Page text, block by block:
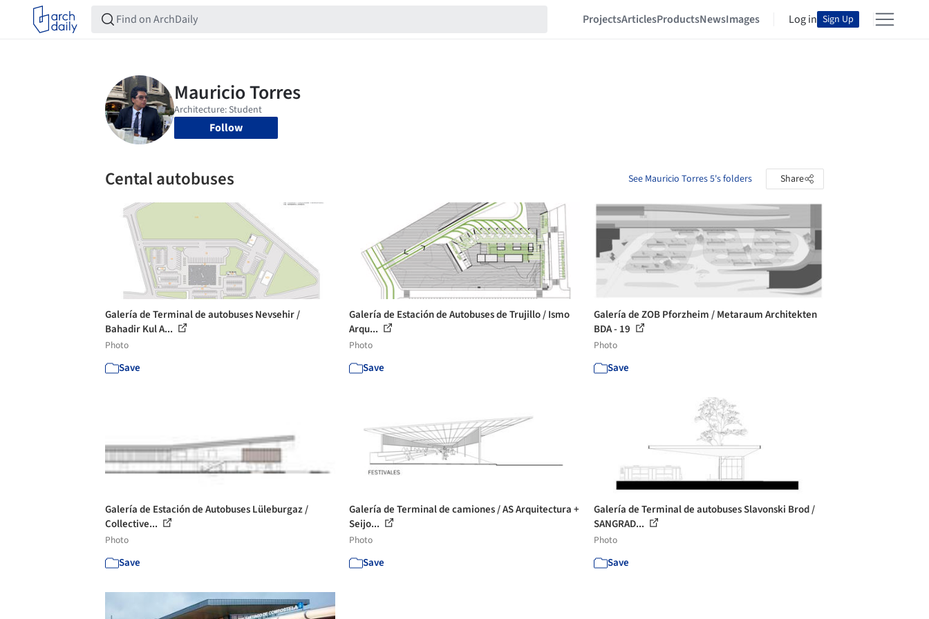
ProjectsArticlesProductsNewsImages Log in Sign Up
Follow
Cental autobuses See Mauricio Torres 5's folders Share
Galería de Terminal de autobuses Nevsehir /
Bahadir Kul A...
Photo
Save
Galería de Estación de Autobuses de Trujillo / Ismo
Arqu...
Photo
Save
Galería de ZOB Pforzheim / Metaraum Architekten
BDA - 19
Photo
Save
Galería de Estación de Autobuses Lüleburgaz /
Collective...
Photo
Save
Galería de Terminal de camiones / AS Arquitectura +
Seijo...
Photo
Save
Galería de Terminal de autobuses Slavonski Brod /
SANGRAD...
Photo
Save